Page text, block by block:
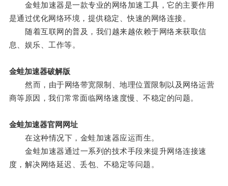
金蛙加速器是一款专业的网络加速工具，它的主要作用
是通过优化网络环境，提供稳定、快速的网络连接。
随着互联网的普及，我们越来越依赖于网络来获取信
息、娱乐、工作等。
金蛙加速器破解版
然而，由于网络带宽限制、地理位置限制以及网络运营
商等原因，我们常常面临网络速度慢、不稳定的问题。
金蛙加速器官网网址
在这种情况下，金蛙加速器应运而生。
金蛙加速器通过一系列的技术手段来提升网络连接速
度，解决网络延迟、丢包、不稳定等问题。